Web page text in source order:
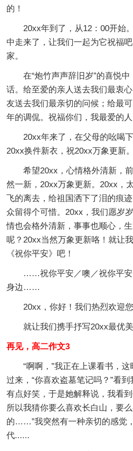
的！
20xx年到了，从12：00开始
中走来了，让我们一起为它祝福
家。
在“炮竹声声辞旧岁”的喜悦
话。给至爱的亲人送去我们最衷
友送去我们最亲切的问候；给最
年的调侃。祝福你们，我最爱的人
20xx年来了，在父母的吆喝
20xx换件新衣，祝20xx万象更新。
希望20xx，心情格外清新，
然一新，20xx万象更新。20xx，
飞的离去，给祖国洒下了泪的痕
众留得个可惜。20xx，我们愿岁
情也会格外清新，事事也顺心，
呢？20xx当然万象更新咯！就让
《祝你平安》吧！
……祝你平安／噢／祝你平
身边……
20xx，你好！我们热烈欢迎
就让我们携手抒写20xx最优
再见，高二作文3
“啊啊，”我正在上课看书，
过来，“你喜欢盗墓笔记吗？”看
有点好笑，于是她解释说，我看
所以我猜你要么喜欢长白山，要
的……”我突然有一种亲切的感觉
代......